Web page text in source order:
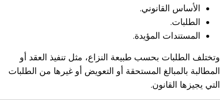
الأساس القانوني.
الطلبات.
المستندات المؤيدة.
وتختلف الطلبات بحسب طبيعة النزاع، مثل تنفيذ العقد أو
المطالبة بالمبالغ المستحقة أو التعويض أو غيرها من الطلبات
التي يجيزها القانون.